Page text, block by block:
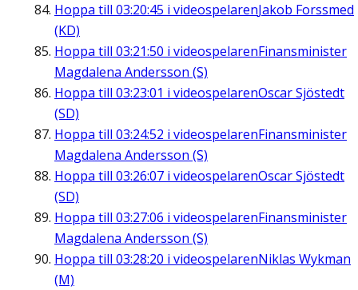
Hoppa till 03:20:45 i videospelarenJakob Forssmed
(KD)
Hoppa till 03:21:50 i videospelarenFinansminister
Magdalena Andersson (S)
Hoppa till 03:23:01 i videospelarenOscar Sjöstedt
(SD)
Hoppa till 03:24:52 i videospelarenFinansminister
Magdalena Andersson (S)
Hoppa till 03:26:07 i videospelarenOscar Sjöstedt
(SD)
Hoppa till 03:27:06 i videospelarenFinansminister
Magdalena Andersson (S)
Hoppa till 03:28:20 i videospelarenNiklas Wykman
(M)